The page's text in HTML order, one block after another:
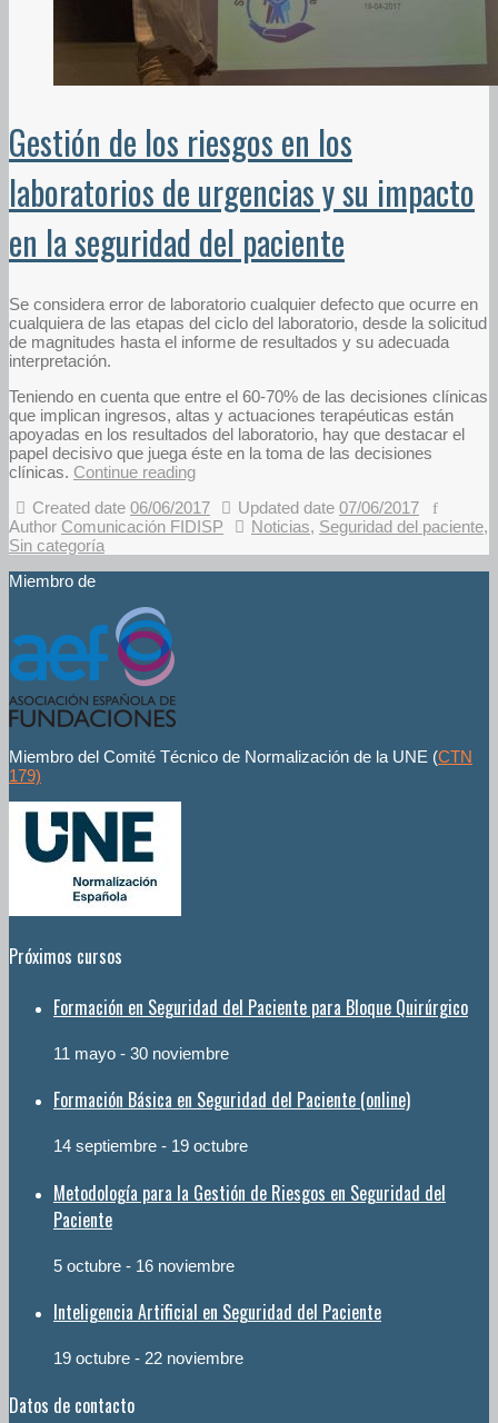
Gestión de los riesgos en los
laboratorios de urgencias y su impacto
en la seguridad del paciente
Se considera error de laboratorio cualquier defecto que ocurre en
cualquiera de las etapas del ciclo del laboratorio, desde la solicitud
de magnitudes hasta el informe de resultados y su adecuada
interpretación.
Teniendo en cuenta que entre el 60-70% de las decisiones clínicas
que implican ingresos, altas y actuaciones terapéuticas están
apoyadas en los resultados del laboratorio, hay que destacar el
papel decisivo que juega éste en la toma de las decisiones
clínicas. Continue reading
Created date 06/06/2017 Updated date 07/06/2017
Author Comunicación FIDISP Noticias, Seguridad del paciente,
Sin categoría
Miembro de
Miembro del Comité Técnico de Normalización de la UNE (CTN
179)
Próximos cursos
Formación en Seguridad del Paciente para Bloque Quirúrgico
11 mayo - 30 noviembre
Formación Básica en Seguridad del Paciente (online)
14 septiembre - 19 octubre
Metodología para la Gestión de Riesgos en Seguridad del
Paciente
5 octubre - 16 noviembre
Inteligencia Artificial en Seguridad del Paciente
19 octubre - 22 noviembre
Datos de contacto